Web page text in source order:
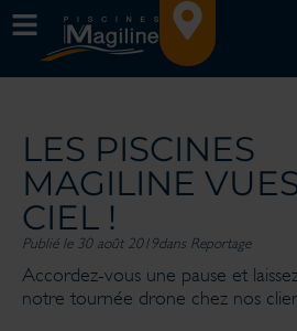
LES PISCINES
MAGILINE
CIEL !
Publié le 30 août 2019dans Reportage
Accordez-vous une pause et
notre tournée drone chez nos